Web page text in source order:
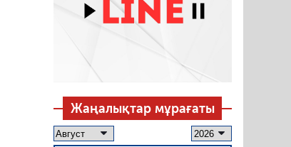
Жаңалықтар мұрағаты